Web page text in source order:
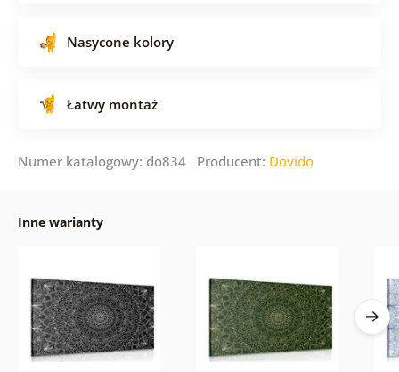
Nasycone kolory
Łatwy montaż
Numer katalogowy: do834 Producent: Dovido
Inne warianty